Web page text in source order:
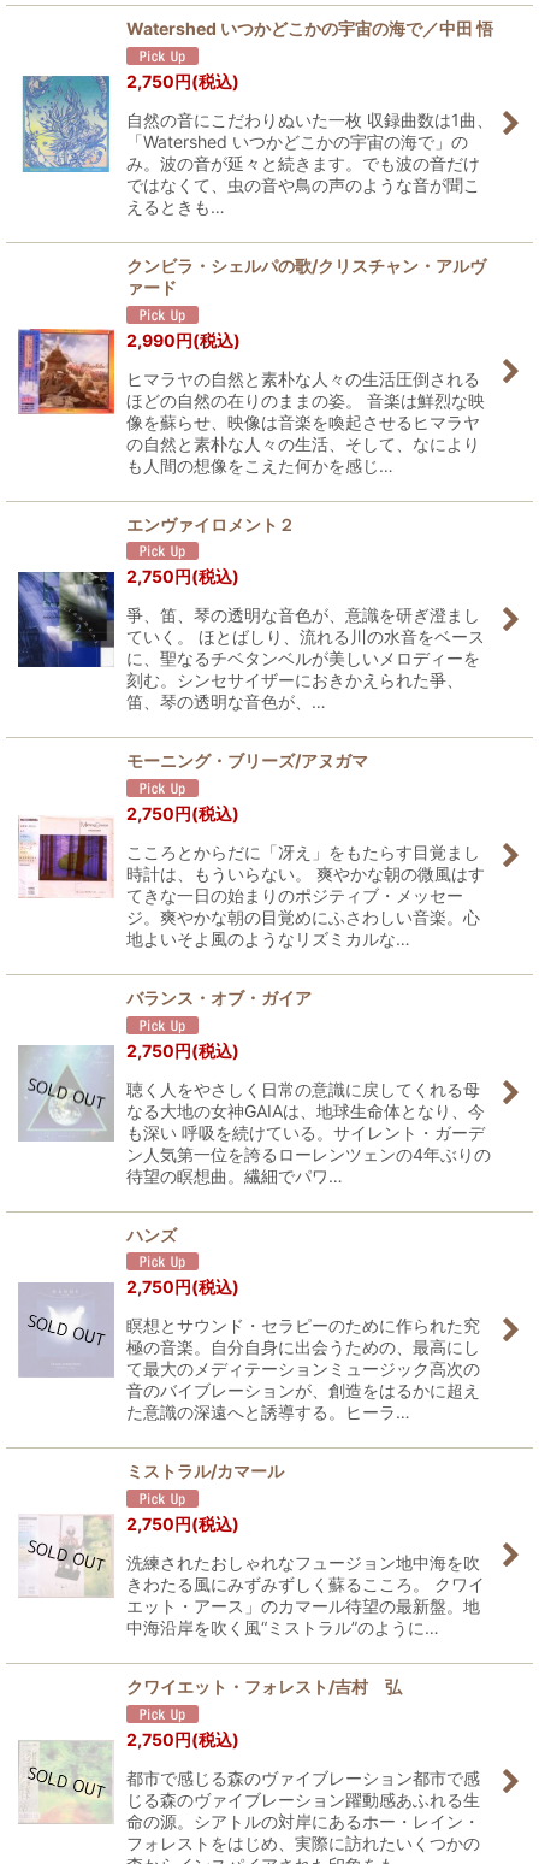
Watershed いつかどこかの宇宙の海で／中田 悟
2,750円(税込)
自然の音にこだわりぬいた一枚 収録曲数は1曲、
「Watershed いつかどこかの宇宙の海で」の
み。波の音が延々と続きます。でも波の音だけ
ではなくて、虫の音や鳥の声のような音が聞こ
えるときも…
クンビラ・シェルパの歌/クリスチャン・アルヴ
ァード
2,990円(税込)
ヒマラヤの自然と素朴な人々の生活圧倒される
ほどの自然の在りのままの姿。 音楽は鮮烈な映
像を蘇らせ、映像は音楽を喚起させるヒマラヤ
の自然と素朴な人々の生活、そして、なにより
も人間の想像をこえた何かを感じ…
エンヴァイロメント２
2,750 円(税込)
爭、笛、琴の透明な音色が、意識を研ぎ澄まし
ていく。 ほとばしり、流れる川の水音をベース
に、聖なるチベタンベルが美しいメロディーを
刻む。シンセサイザーにおきかえられた爭、
笛、琴の透明な音色が、…
モーニング・ブリーズ/アヌガマ
2,750円(税込)
こころとからだに「冴え」をもたらす目覚まし
時計は、もういらない。 爽やかな朝の微風はす
てきな一日の始まりのポジティブ・メッセー
ジ。爽やかな朝の目覚めにふさわしい音楽。心
地よいそよ風のようなリズミカルな…
バランス・オブ・ガイア
2,750円(税込)
聴く人をやさしく日常の意識に戻してくれる母
なる大地の女神GAIAは、地球生命体となり、今
も深い 呼吸を続けている。サイレント・ガーデ
ン人気第一位を誇るローレンツェンの4年ぶりの
待望の瞑想曲。繊細でパワ…
ハンズ
2,750 円(税込)
瞑想とサウンド・セラピーのために作られた究
極の音楽。自分自身に出会うための、最高にし
て最大のメディテーションミュージック高次の
音のバイブレーションが、創造をはるかに超え
た意識の深遠へと誘導する。ヒーラ…
ミストラル/カマール
2,750円(税込)
洗練されたおしゃれなフュージョン地中海を吹
きわたる風にみずみずしく蘇るこころ。 クワイ
エット・アース」のカマール待望の最新盤。地
中海沿岸を吹く風“ミストラル”のように…
クワイエット・フォレスト/吉村 弘
2,750円(税込)
都市で感じる森のヴァイブレーション都市で感
じる森のヴァイブレーション躍動感あふれる生
命の源。シアトルの対岸にあるホー・レイン・
フォレストをはじめ、実際に訪れたいくつかの